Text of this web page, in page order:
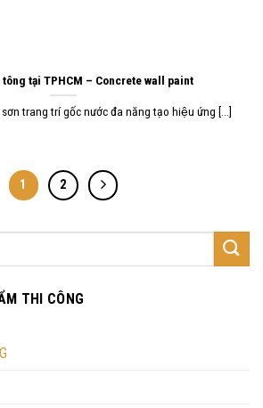
tông tại TPHCM – Concrete wall paint
trang trí gốc nước đa năng tạo hiệu ứng [...]
1 2
THI CÔNG